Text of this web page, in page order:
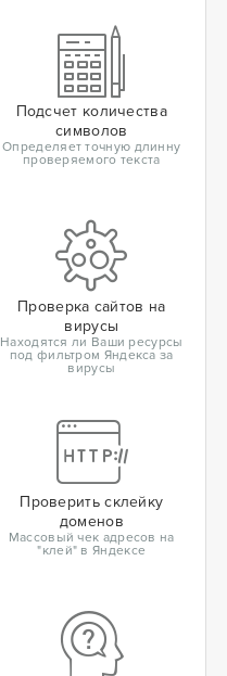
Подсчет количества
символов
Определяет точную длинну
проверяемого текста
Проверка сайтов на
вирусы
Находятся ли Ваши ресурсы
под фильтром Яндекса за
вирусы
Проверить склейку
доменов
Массовый чек адресов на
"клей" в Яндексе